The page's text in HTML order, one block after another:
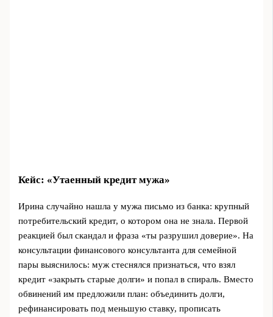
Кейс: «Утаенный кредит мужа»
Ирина случайно нашла у мужа письмо из банка: крупный
потребительский кредит, о котором она не знала. Первой
реакцией был скандал и фраза «ты разрушил доверие». На
консультации финансового консультанта для семейной
пары выяснилось: муж стеснялся признаться, что взял
кредит «закрыть старые долги» и попал в спираль. Вместо
обвинений им предложили план: объединить долги,
рефинансировать под меньшую ставку, прописать